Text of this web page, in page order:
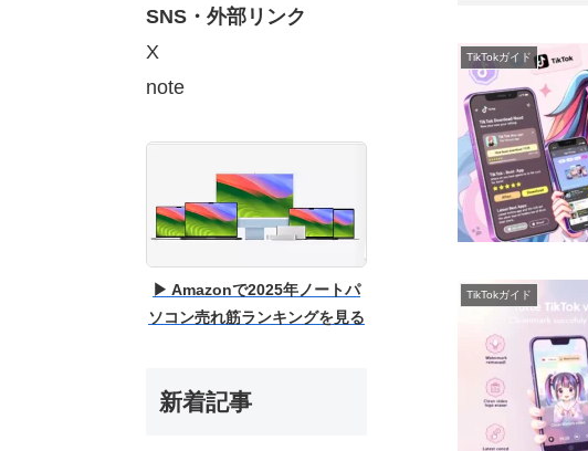
TikTokガイド
TikTokガイド
SNS・外部リンク
X
note
▶ Amazonで2025年ノートパ
ソコン売れ筋ランキングを見る
新着記事